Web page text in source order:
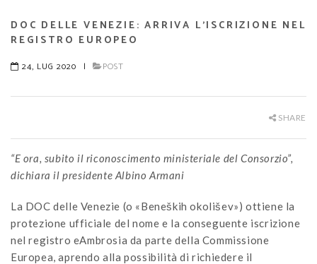
DOC DELLE VENEZIE: ARRIVA L’ISCRIZIONE NEL
REGISTRO EUROPEO
24, LUG 2020 | POST
SHARE
“E ora, subito il riconoscimento ministeriale del Consorzio”,
dichiara il presidente Albino Armani
La DOC delle Venezie (o «Beneških okolišev») ottiene la
protezione ufficiale del nome e la conseguente iscrizione
nel registro eAmbrosia da parte della Commissione
Europea, aprendo alla possibilità di richiedere il